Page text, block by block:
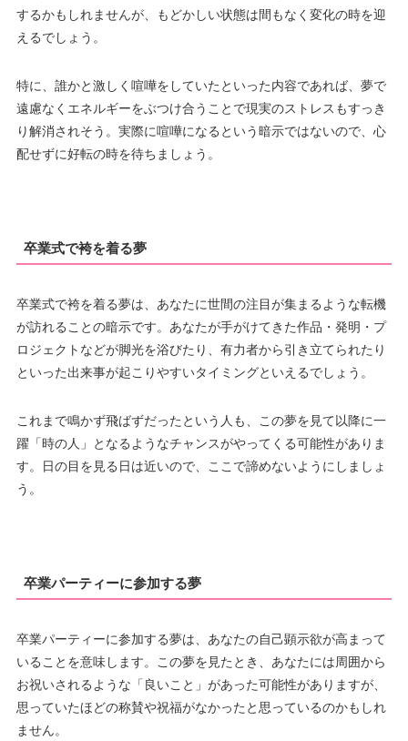
するかもしれませんが、もどかしい状態は間もなく変化の時を迎
えるでしょう。
特に、誰かと激しく喧嘩をしていたといった内容であれば、夢で
遠慮なくエネルギーをぶつけ合うことで現実のストレスもすっき
り解消されそう。実際に喧嘩になるという暗示ではないので、心
配せずに好転の時を待ちましょう。
卒業式で袴を着る夢
卒業式で袴を着る夢は、あなたに世間の注目が集まるような転機
が訪れることの暗示です。あなたが手がけてきた作品・発明・プ
ロジェクトなどが脚光を浴びたり、有力者から引き立てられたり
といった出来事が起こりやすいタイミングといえるでしょう。
これまで鳴かず飛ばずだったという人も、この夢を見て以降に一
躍「時の人」となるようなチャンスがやってくる可能性がありま
す。日の目を見る日は近いので、ここで諦めないようにしましょ
う。
卒業パーティーに参加する夢
卒業パーティーに参加する夢は、あなたの自己顕示欲が高まって
いることを意味します。この夢を見たとき、あなたには周囲から
お祝いされるような「良いこと」があった可能性がありますが、
思っていたほどの称賛や祝福がなかったと思っているのかもしれ
ません。